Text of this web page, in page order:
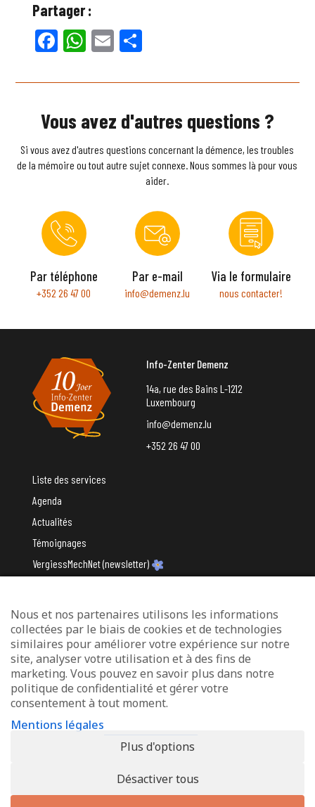
Partager :
Facebook
WhatsApp
Email
Vous avez d'autres questions ?
Si vous avez d'autres questions concernant la démence, les troubles
de la mémoire ou tout autre sujet connexe. Nous sommes là pour vous
aider.
Par téléphone
+352 26 47 00
Par e-mail
info@demenz.lu
Via le formulaire
nous contacter!
Info-Zenter Demenz
14a, rue des Bains L-1212
Luxembourg
info@demenz.lu
+352 26 47 00
Liste des services
Agenda
Actualités
Témoignages
VergiessMechNet (newsletter)
Avec le soutien du
Mentions légales
Protection des données
Déclaration d’accessibilité
Nous et nos partenaires utilisons les informations
collectées par le biais de cookies et de technologies
similaires pour améliorer votre expérience sur notre
site, analyser votre utilisation et à des fins de
marketing. Vous pouvez en savoir plus dans notre
politique de confidentialité et gérer votre
consentement à tout moment.
Mentions légales
Plus d'options
Désactiver tous